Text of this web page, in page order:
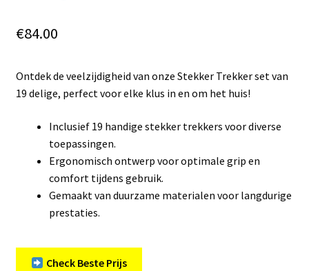
€84.00
Ontdek de veelzijdigheid van onze Stekker Trekker set van
19 delige, perfect voor elke klus in en om het huis!
Inclusief 19 handige stekker trekkers voor diverse
toepassingen.
Ergonomisch ontwerp voor optimale grip en
comfort tijdens gebruik.
Gemaakt van duurzame materialen voor langdurige
prestaties.
Check Beste Prijs